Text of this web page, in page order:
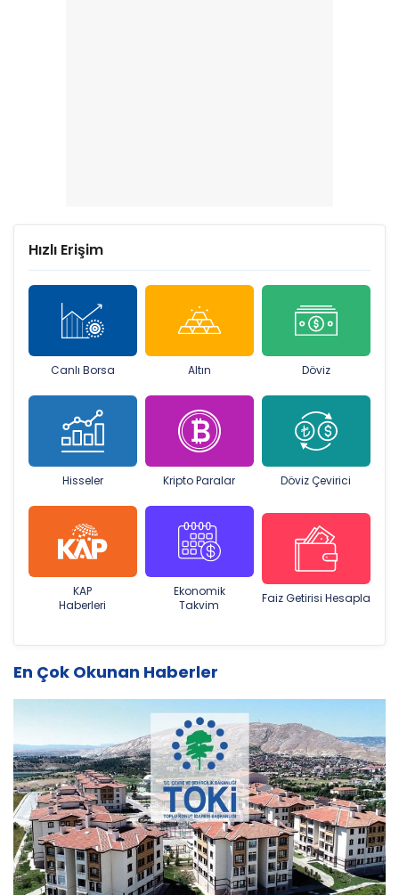
Hızlı Erişim
Canlı Borsa Altın Döviz
Hisseler Kripto Paralar Döviz Çevirici
KAP
Haberleri
Ekonomik
Takvim
Faiz Getirisi Hesapla
En Çok Okunan Haberler